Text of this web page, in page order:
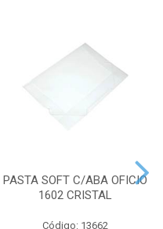
PASTA SOFT C/ABA OFICIO
1602 CRISTAL
Código: 13662